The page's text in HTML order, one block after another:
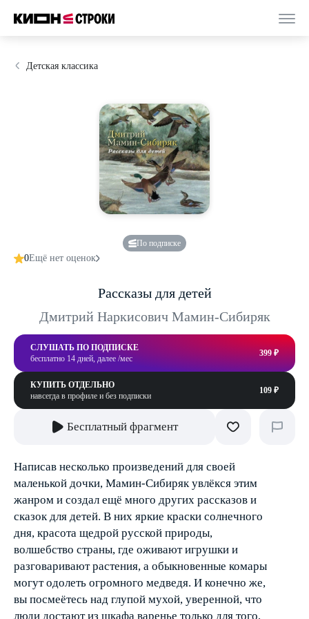
Детская классика
По подписке
0Ещё нет оценок
Рассказы для детей
Дмитрий Наркисович Мамин-Сибиряк
СЛУШАТЬ ПО ПОДПИСКЕ
бесплатно 14 дней, далее /мес
399 ₽
КУПИТЬ ОТДЕЛЬНО
навсегда в профиле и без подписки
109 ₽
Бесплатный фрагмент
Написав несколько произведений для своей
маленькой дочки, Мамин-Сибиряк увлёкся этим
жанром и создал ещё много других рассказов и
сказок для детей. В них яркие краски солнечного
дня, красота щедрой русской природы,
волшебство страны, где оживают игрушки и
разговаривают растения, а обыкновенные комары
могут одолеть огромного медведя. И конечно же,
вы посмеётесь над глупой мухой, уверенной, что
люди достают из шкафа варенье только для того,